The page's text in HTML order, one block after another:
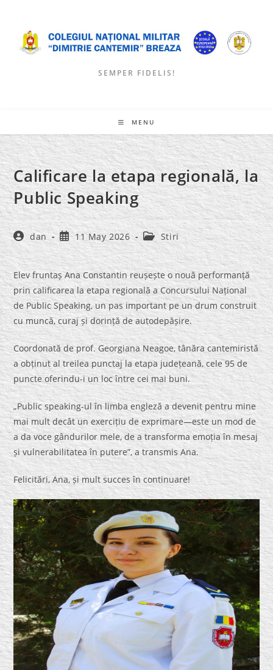
content
SEMPER FIDELIS!
MENU
Calificare la etapa regională, la
Public Speaking
Post
author:
dan
Post
published:
11 May 2026
Post
category:
Stiri
Elev fruntaș Ana Constantin reușește o nouă performanță
prin calificarea la etapa regională a Concursului Național
de Public Speaking, un pas important pe un drum construit
cu muncă, curaj și dorință de autodepășire.
Coordonată de prof. Georgiana Neagoe, tânăra cantemiristă
a obținut al treilea punctaj la etapa județeană, cele 95 de
puncte oferindu-i un loc între cei mai buni.
„Public speaking-ul în limba engleză a devenit pentru mine
mai mult decât un exercițiu de exprimare—este un mod de
a da voce gândurilor mele, de a transforma emoția în mesaj
și vulnerabilitatea în putere”, a transmis Ana.
Felicitări, Ana, și mult succes în continuare!